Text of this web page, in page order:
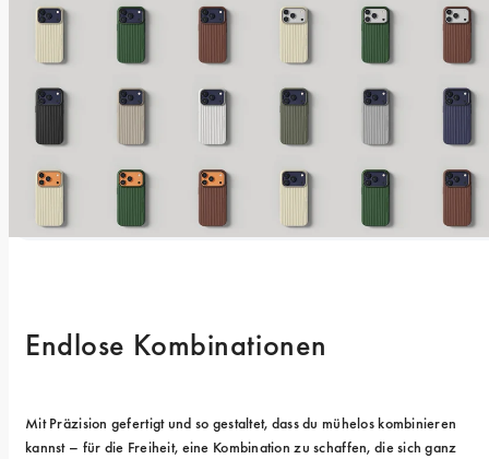
Endlose Kombinationen
Mit Präzision gefertigt und so gestaltet, dass du mühelos kombinieren
kannst – für die Freiheit, eine Kombination zu schaffen, die sich ganz